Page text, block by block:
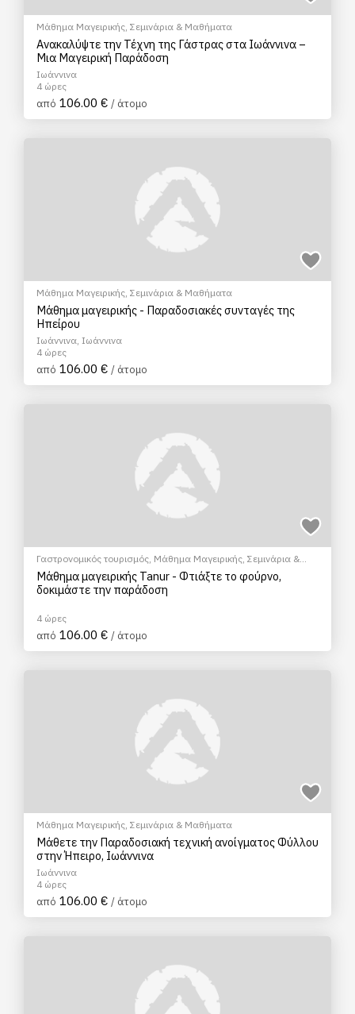
Μάθημα Μαγειρικής, Σεμινάρια & Μαθήματα
Ανακαλύψτε την Τέχνη της Γάστρας στα Ιωάννινα –
Μια Μαγειρική Παράδοση
Ιωάννινα
4 ώρες
από 106.00 € / άτομο
Μάθημα Μαγειρικής, Σεμινάρια & Μαθήματα
Μάθημα μαγειρικής - Παραδοσιακές συνταγές της
Ηπείρου
Ιωάννινα, Ιωάννινα
4 ώρες
από 106.00 € / άτομο
Γαστρονομικός τουρισμός, Μάθημα Μαγειρικής, Σεμινάρια &
Μαθήματα
Μάθημα μαγειρικής Tanur - Φτιάξτε το φούρνο,
δοκιμάστε την παράδοση
4 ώρες
από 106.00 € / άτομο
Μάθημα Μαγειρικής, Σεμινάρια & Μαθήματα
Μάθετε την Παραδοσιακή τεχνική ανοίγματος Φύλλου
στην Ήπειρο, Ιωάννινα
Ιωάννινα
4 ώρες
από 106.00 € / άτομο